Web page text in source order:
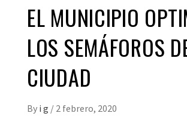
EL MUNICIPIO
LOS SEMÁFOROS
CIUDAD
By i g / 2 febrero, 2020